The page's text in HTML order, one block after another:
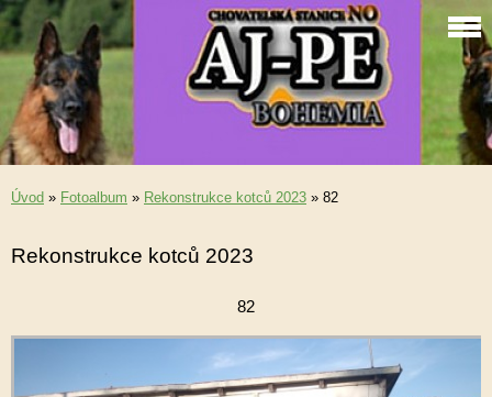
Úvod » Fotoalbum » Rekonstrukce kotců 2023 » 82
Rekonstrukce kotců 2023
82